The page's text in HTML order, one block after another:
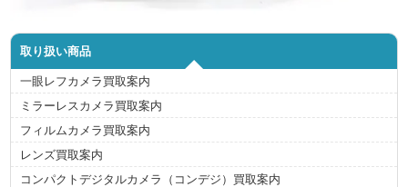
取り扱い商品
一眼レフカメラ買取案内
ミラーレスカメラ買取案内
フィルムカメラ買取案内
レンズ買取案内
コンパクトデジタルカメラ（コンデジ）買取案内